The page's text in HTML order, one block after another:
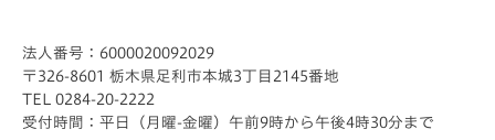
法人番号：6000020092029
〒326-8601 栃木県足利市本城3丁目2145番地
TEL 0284-20-2222
受付時間：平日（月曜-金曜）午前9時から午後4時30分まで